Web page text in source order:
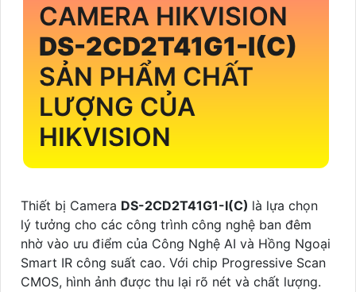
CAMERA HIKVISION
DS-2CD2T41G1-I(C)
SẢN PHẨM CHẤT
LƯỢNG CỦA
HIKVISION
Thiết bị Camera DS-2CD2T41G1-I(C) là lựa chọn
lý tưởng cho các công trình công nghệ ban đêm
nhờ vào ưu điểm của Công Nghệ AI và Hồng Ngoại
Smart IR công suất cao. Với chip Progressive Scan
CMOS, hình ảnh được thu lại rõ nét và chất lượng.